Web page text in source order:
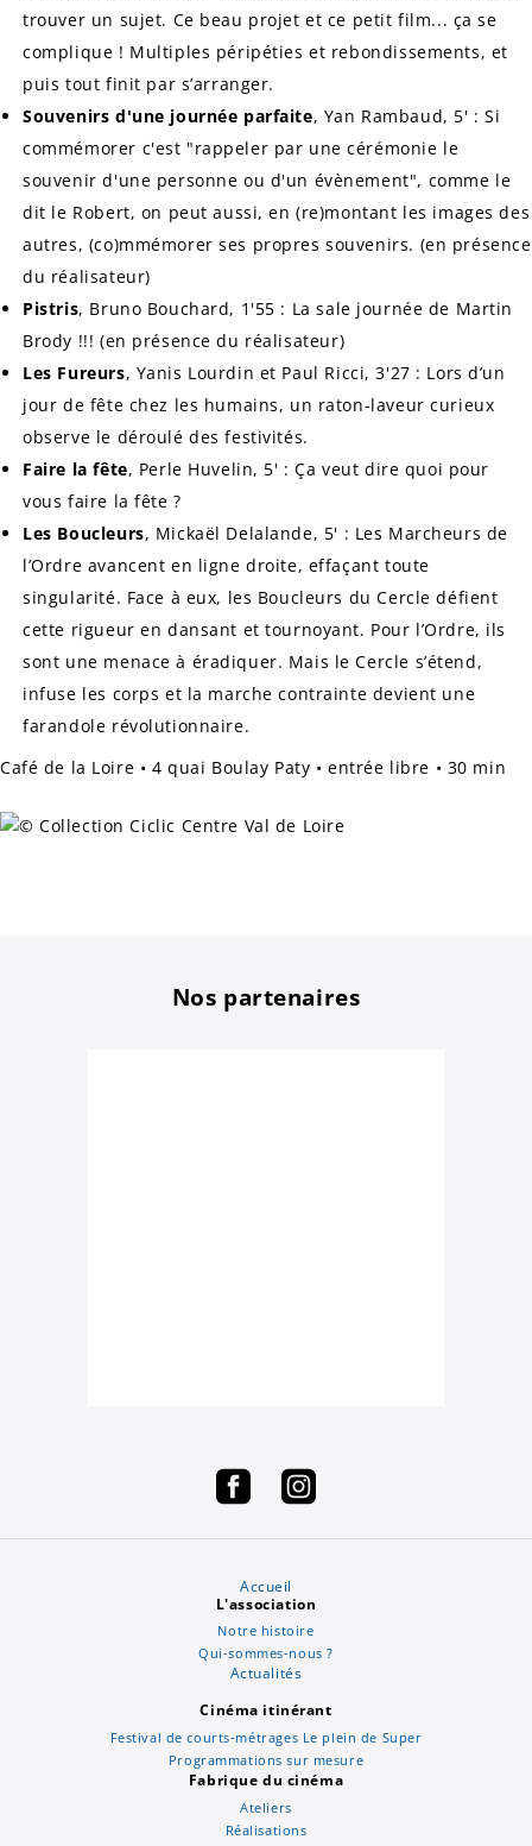
trouver un sujet. Ce beau projet et ce petit film... ça se
complique ! Multiples péripéties et rebondissements, et
puis tout finit par s’arranger.
Souvenirs d'une journée parfaite, Yan Rambaud, 5' : Si
commémorer c'est "rappeler par une cérémonie le
souvenir d'une personne ou d'un évènement", comme le
dit le Robert, on peut aussi, en (re)montant les images des
autres, (co)mmémorer ses propres souvenirs. (en présence
du réalisateur)
Pistris, Bruno Bouchard, 1'55 : La sale journée de Martin
Brody !!! (en présence du réalisateur)
Les Fureurs, Yanis Lourdin et Paul Ricci, 3'27 : Lors d’un
jour de fête chez les humains, un raton-laveur curieux
observe le déroulé des festivités.
Faire la fête, Perle Huvelin, 5' : Ça veut dire quoi pour
vous faire la fête ?
Les Boucleurs, Mickaël Delalande, 5' : Les Marcheurs de
l’Ordre avancent en ligne droite, effaçant toute
singularité. Face à eux, les Boucleurs du Cercle défient
cette rigueur en dansant et tournoyant. Pour l’Ordre, ils
sont une menace à éradiquer. Mais le Cercle s’étend,
infuse les corps et la marche contrainte devient une
farandole révolutionnaire.
Café de la Loire • 4 quai Boulay Paty • entrée libre • 30 min
Nos partenaires
Accueil
L'association
Notre histoire
Qui-sommes-nous ?
Actualités
Cinéma itinérant
Festival de courts-métrages Le plein de Super
Programmations sur mesure
Fabrique du cinéma
Ateliers
Réalisations